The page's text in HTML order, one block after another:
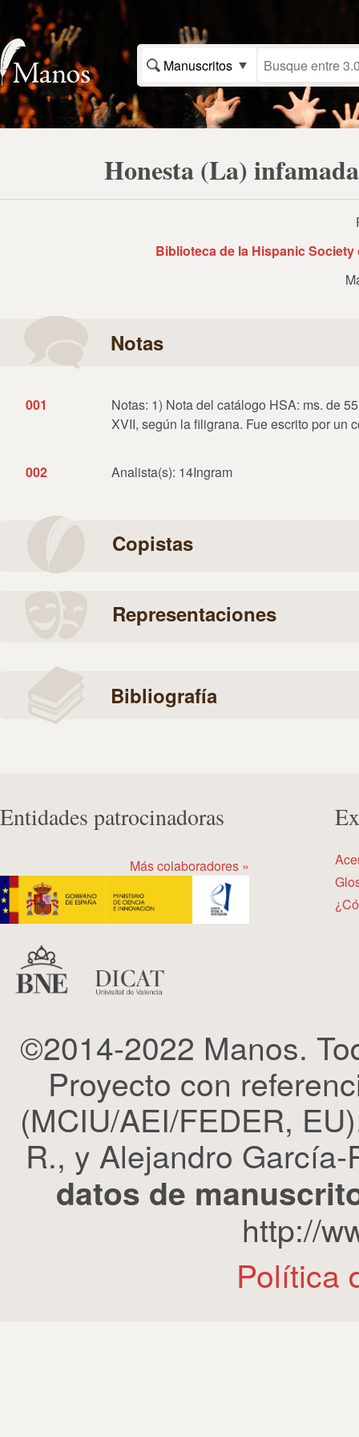
Manuscritos
Honesta (La)
Biblioteca de la Hispanic
Notas
001
Notas: 1) Nota del catálogo HSA: ms. de
XVII, según la filigrana. Fue escrito por un
002 Analista(s): 14Ingram
Copistas
Representaciones
Bibliografía
Entidades patrocinadoras
Más colaboradores »
©2014-2022 Manos.
Proyecto con
(MCIU/AEI/FEDER,
R., y Alejandro
datos de
http://
Política